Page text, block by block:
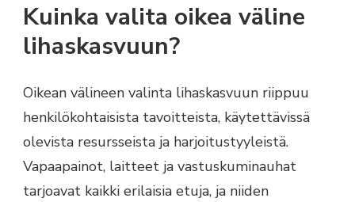
Kuinka valita oikea väline
lihaskasvuun?
Oikean välineen valinta lihaskasvuun riippuu
henkilökohtaisista tavoitteista, käytettävissä
olevista resursseista ja harjoitustyyleistä.
Vapaapainot, laitteet ja vastuskuminauhat
tarjoavat kaikki erilaisia etuja, ja niiden